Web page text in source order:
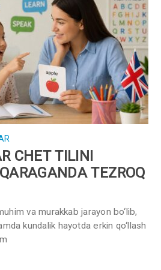
CHET TILINI
TEZROQ
va murakkab jarayon bo‘lib,
kundalik hayotda erkin qo‘llash